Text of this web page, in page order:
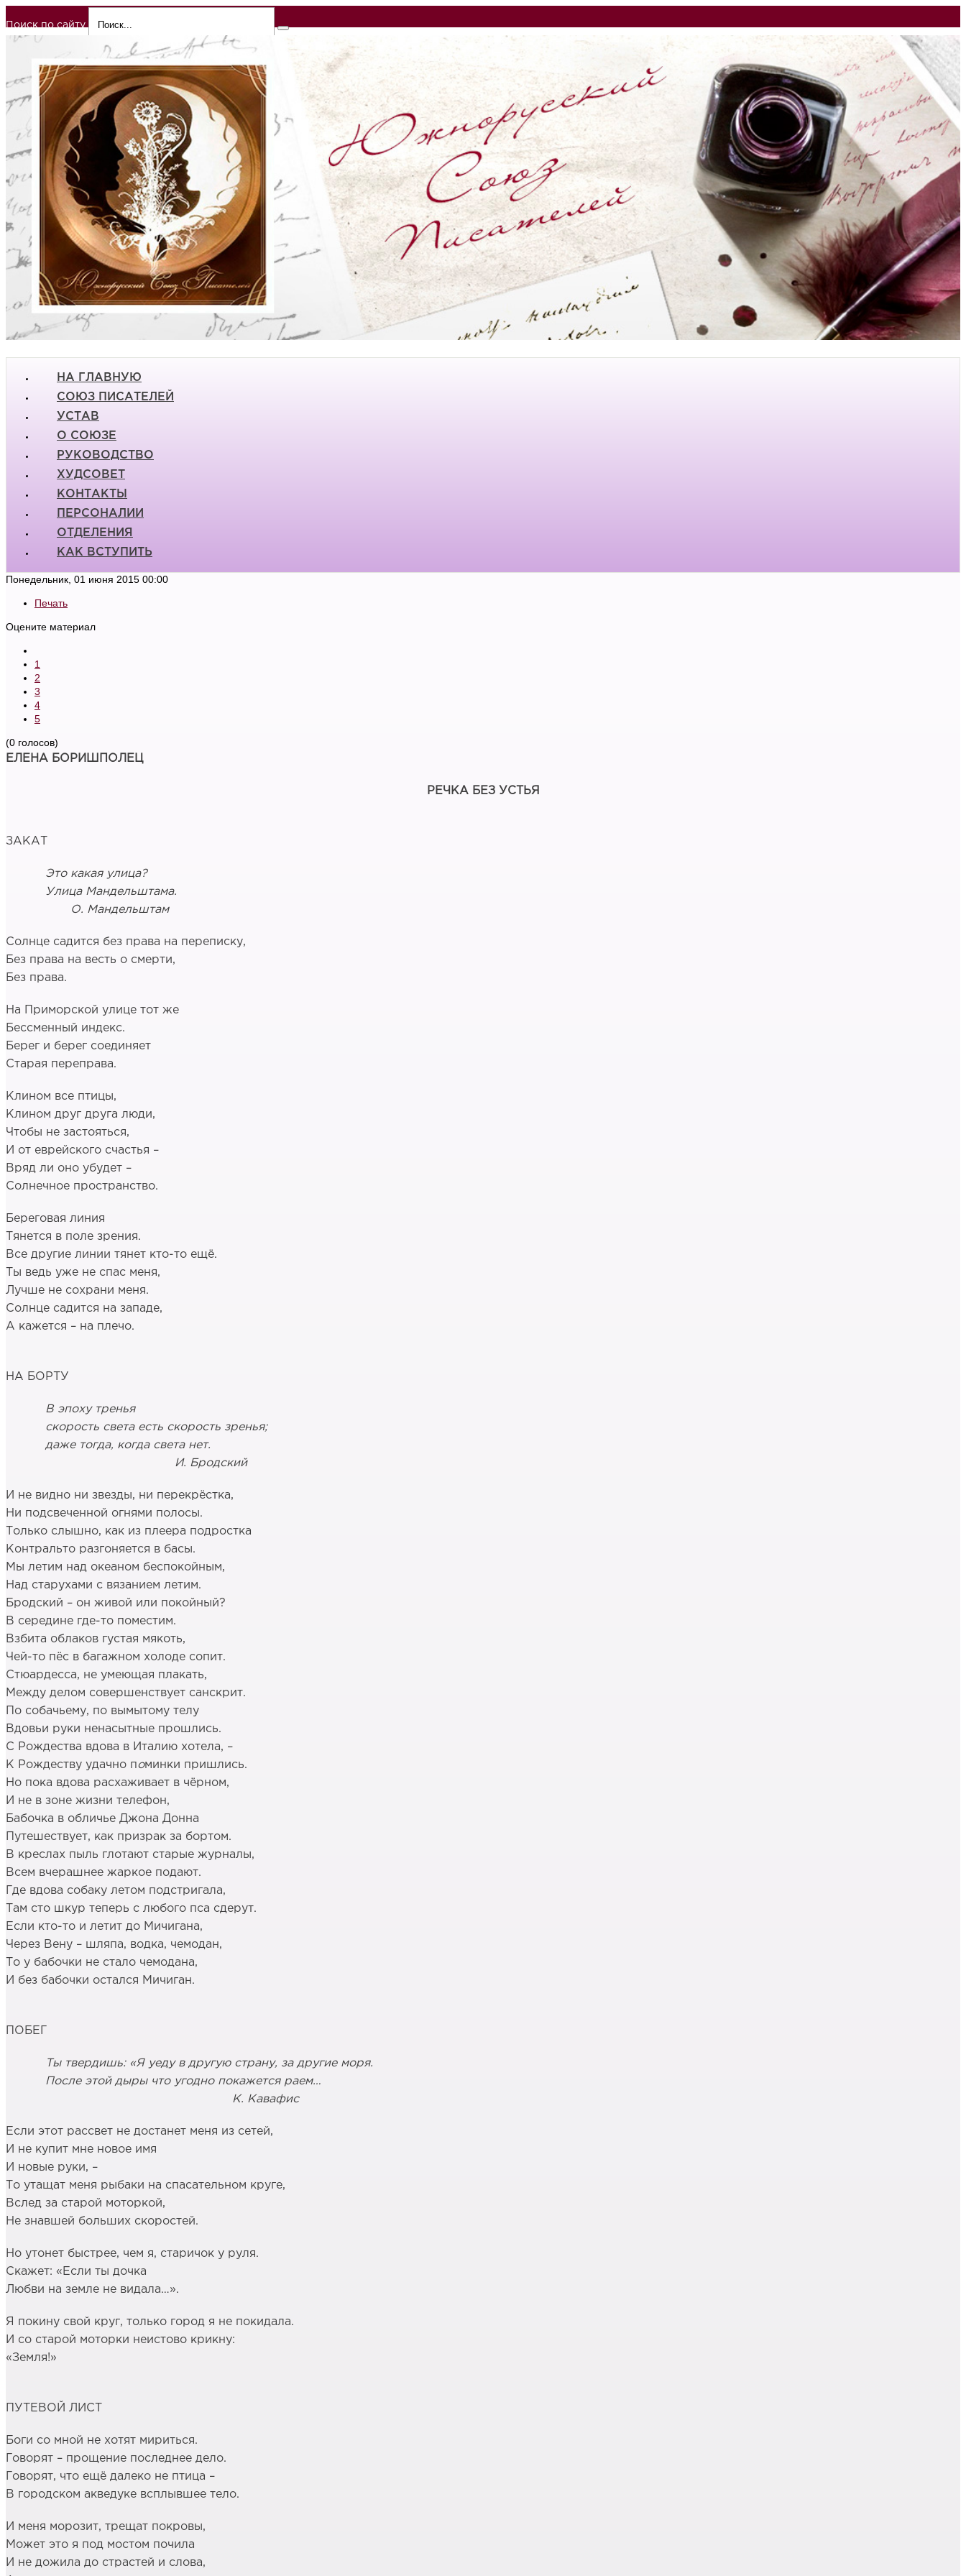
Поиск по сайту
НА ГЛАВНУЮ
СОЮЗ ПИСАТЕЛЕЙ
УСТАВ
О СОЮЗЕ
РУКОВОДСТВО
ХУДСОВЕТ
КОНТАКТЫ
ПЕРСОНАЛИИ
ОТДЕЛЕНИЯ
КАК ВСТУПИТЬ
Понедельник, 01 июня 2015 00:00
Печать
Оцените материал
1
2
3
4
5
(0 голосов)
ЕЛЕНА БОРИШПОЛЕЦ
РЕЧКА БЕЗ УСТЬЯ
ЗАКАТ
Это какая улица?
Улица Мандельштама.
О. Мандельштам
Солнце садится без права на переписку,
Без права на весть о смерти,
Без права.
На Приморской улице тот же
Бессменный индекс.
Берег и берег соединяет
Старая переправа.
Клином все птицы,
Клином друг друга люди,
Чтобы не застояться,
И от еврейского счастья –
Вряд ли оно убудет –
Солнечное пространство.
Береговая линия
Тянется в поле зрения.
Все другие линии тянет кто-то ещё.
Ты ведь уже не спас меня,
Лучше не сохрани меня.
Солнце садится на западе,
А кажется – на плечо.
НА БОРТУ
В эпоху тренья
скорость света есть скорость зренья;
даже тогда, когда света нет.
И. Бродский
И не видно ни звезды, ни перекрёстка,
Ни подсвеченной огнями полосы.
Только слышно, как из плеера подростка
Контральто разгоняется в басы.
Мы летим над океаном беспокойным,
Над старухами с вязанием летим.
Бродский – он живой или покойный?
В середине где-то поместим.
Взбита облаков густая мякоть,
Чей-то пёс в багажном холоде сопит.
Стюардесса, не умеющая плакать,
Между делом совершенствует санскрит.
По собачьему, по вымытому телу
Вдовьи руки ненасытные прошлись.
С Рождества вдова в Италию хотела, –
К Рождеству удачно поминки пришлись.
Но пока вдова расхаживает в чёрном,
И не в зоне жизни телефон,
Бабочка в обличье Джона Донна
Путешествует, как призрак за бортом.
В креслах пыль глотают старые журналы,
Всем вчерашнее жаркое подают.
Где вдова собаку летом подстригала,
Там сто шкур теперь с любого пса сдерут.
Если кто-то и летит до Мичигана,
Через Вену – шляпа, водка, чемодан,
То у бабочки не стало чемодана,
И без бабочки остался Мичиган.
ПОБЕГ
Ты твердишь: «Я уеду в другую страну, за другие моря.
После этой дыры что угодно покажется раем…
К. Кавафис
Если этот рассвет не достанет меня из сетей,
И не купит мне новое имя
И новые руки, –
То утащат меня рыбаки на спасательном круге,
Вслед за старой моторкой,
Не знавшей больших скоростей.
Но утонет быстрее, чем я, старичок у руля.
Скажет: «Если ты дочка
Любви на земле не видала…».
Я покину свой круг, только город я не покидала.
И со старой моторки неистово крикну:
«Земля!»
ПУТЕВОЙ ЛИСТ
Боги со мной не хотят мириться.
Говорят – прощение последнее дело.
Говорят, что ещё далеко не птица –
В городском акведуке всплывшее тело.
И меня морозит, трещат покровы,
Может это я под мостом почила
И не дожила до страстей и слова,